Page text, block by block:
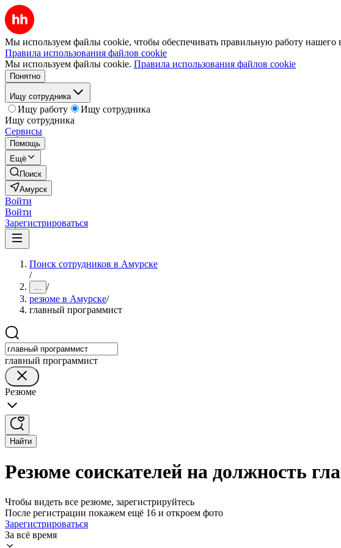
Мы используем файлы cookie, чтобы обеспечивать правильную работу нашего
Правила использования файлов cookie
Мы используем файлы cookie. Правила использования файлов cookie
Понятно
Ищу сотрудника
Ищу работу
Ищу сотрудника
Ищу сотрудника
Сервисы
Помощь
Ещё
Поиск
Амурск
Войти
Войти
Зарегистрироваться
Поиск сотрудников в Амурске
/
... /
резюме в Амурске/
главный программист
главный программист
Резюме
Найти
Резюме соискателей на должность
Чтобы видеть все резюме, зарегистрируйтесь
После регистрации покажем ещё 16 и откроем фото
Зарегистрироваться
За всё время